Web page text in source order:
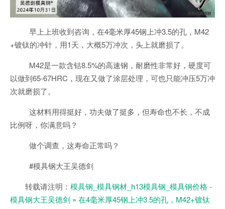
早上上班收到咨询，在4毫米厚45钢上冲3.5的孔，M42
+镀钛的冲针，用1天，大概5万冲次，头上就磨损了。
M42是一款含钴8.5%的高速钢，耐磨性非常好，硬度可
以做到65-67HRC，现在又做了涂层处理，可也只能冲压5万冲
次就磨损了。
这材料用得挺好，功夫做了挺多，但寿命也不长，不成
比例呀，你满意吗？
做个调查，这寿命正常吗？
#模具钢大王吴德剑
转载请注明： 模具钢_模具钢材_h13模具钢_模具钢价格 -
模具钢大王吴德剑 » 在4毫米厚45钢上冲3.5的孔，M42+镀钛